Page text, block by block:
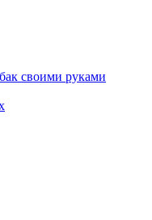
своими руками